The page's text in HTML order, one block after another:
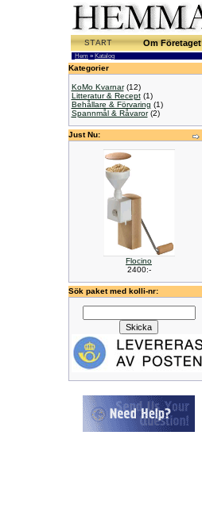
START Om Företaget
Hem » Katalog
Kategorier
KoMo Kvarnar(12)
Litteratur & Recept(1)
Behållare & Förvaring (1)
Spannmål & Råvaror(2)
Just Nu:
Flocino
2400:-
Sök paket med kolli-nr: